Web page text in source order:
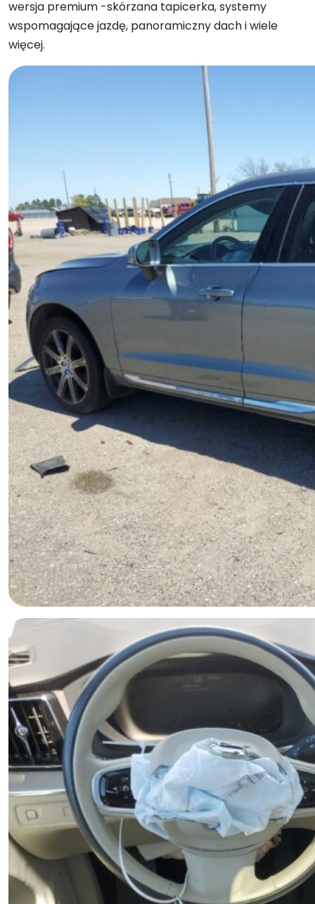
wersja premium -skórzana tapicerka, systemy
wspomagające jazdę, panoramiczny dach i wiele
więcej.